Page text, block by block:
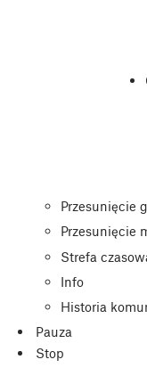
Przesunięcie
Przesunięcie
Strefa
Info
Historia
Pauza
Stop